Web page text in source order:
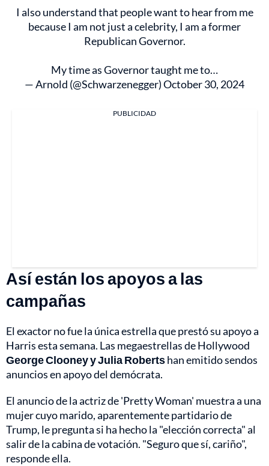
I also understand that people want to hear from me
because I am not just a celebrity, I am a former
Republican Governor.
My time as Governor taught me to…
— Arnold (@Schwarzenegger)October 30, 2024
PUBLICIDAD
Así están los apoyos a las
campañas
El exactor no fue la única estrella que prestó su apoyo a
Harris esta semana. Las megaestrellas de Hollywood
George Clooney y Julia Robertshan emitido sendos
anuncios en apoyo del demócrata.
El anuncio de la actriz de 'Pretty Woman' muestra a una
mujer cuyo marido, aparentemente partidario de
Trump, le pregunta si ha hecho la "elección correcta" al
salir de la cabina de votación. "Seguro que sí, cariño",
responde ella.